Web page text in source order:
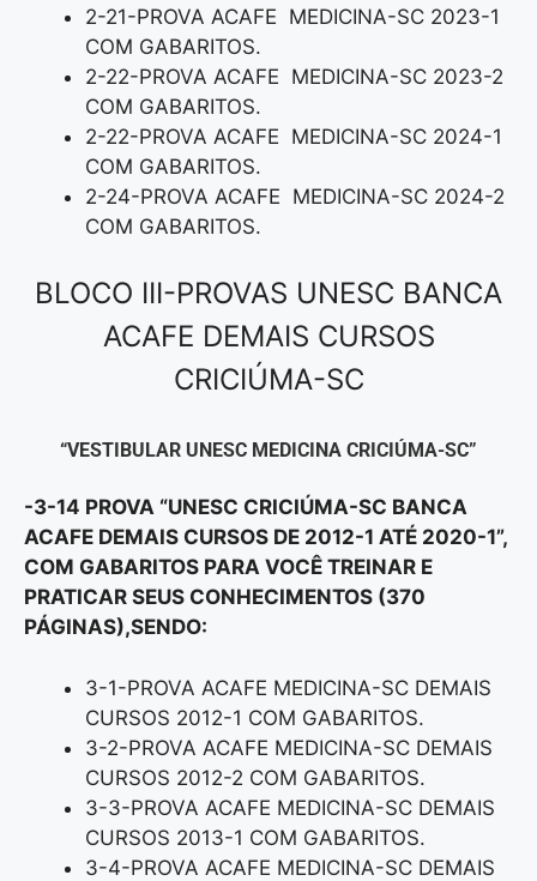
2-21-PROVA ACAFE MEDICINA-SC 2023-1
COM GABARITOS.
2-22-PROVA ACAFE MEDICINA-SC 2023-2
COM GABARITOS.
2-22-PROVA ACAFE MEDICINA-SC 2024-1
COM GABARITOS.
2-24-PROVA ACAFE MEDICINA-SC 2024-2
COM GABARITOS.
BLOCO III-PROVAS UNESC BANCA
ACAFE DEMAIS CURSOS
CRICIÚMA-SC
“VESTIBULAR UNESC MEDICINA CRICIÚMA-SC”
-3-14 PROVA “UNESC CRICIÚMA-SC BANCA
ACAFE DEMAIS CURSOS DE 2012-1 ATÉ 2020-1”,
COM GABARITOS PARA VOCÊ TREINAR E
PRATICAR SEUS CONHECIMENTOS (370
PÁGINAS),SENDO:
3-1-PROVA ACAFE MEDICINA-SC DEMAIS
CURSOS 2012-1 COM GABARITOS.
3-2-PROVA ACAFE MEDICINA-SC DEMAIS
CURSOS 2012-2 COM GABARITOS.
3-3-PROVA ACAFE MEDICINA-SC DEMAIS
CURSOS 2013-1 COM GABARITOS.
3-4-PROVA ACAFE MEDICINA-SC DEMAIS